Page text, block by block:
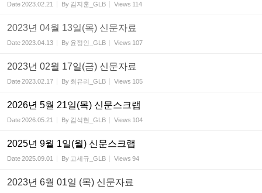
Date2023.02.21 By 김지훈_GLB Views 114
2023년 04월 13일(목) 신문자료
Date2023.04.13 By 윤정인_GLB Views 107
2023년 02월 17일(금) 신문자료
Date2023.02.17 By 최유리_GLB Views 105
2026년 5월 21일(목) 신문스크랩
Date2026.05.21 By 김석현_GLB Views 104
2025년 9월 1일(월) 신문스크랩
Date2025.09.01 By 고세규_GLB Views 94
2023년 6월 01일 (목) 신문자료